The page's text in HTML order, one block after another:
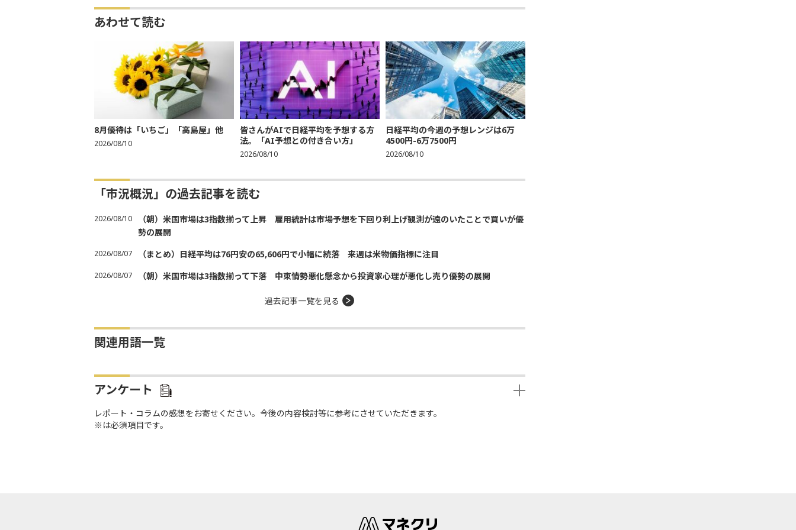
あわせて読む
8月優待は「いちご」「高島屋」他
2026/08/10
皆さんがAIで日経平均を予想する方
法。「AI予想との付き合い方」
2026/08/10
日経平均の今週の予想レンジは6万
4500円-6万7500円
2026/08/10
「市況概況」の過去記事を読む
2026/08/10
（朝）米国市場は3指数揃って上昇 雇用統計は市場予想を下回り利上げ観測が遠のいたことで買いが優
勢の展開
2026/08/07 （まとめ）日経平均は76円安の65,606円で小幅に続落 来週は米物価指標に注目
2026/08/07 （朝）米国市場は3指数揃って下落 中東情勢悪化懸念から投資家心理が悪化し売り優勢の展開
過去記事一覧を見る
関連用語一覧
アンケート
レポート・コラムの感想をお寄せください。今後の内容検討等に参考にさせていただきます。
※は必須項目です。